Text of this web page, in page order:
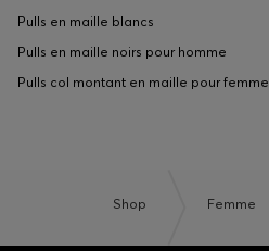
Pulls en maille blancs
Pulls en maille noirs pour homme
Pulls col montant en maille pour femme
Shop Femme